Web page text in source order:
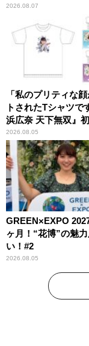
ー昼ズ』
2026.08.07
「私のプリティな
トされたTシャツで
浜広奈 天下無双』
ッズ発売
2026.08.05
GREEN×EXPO
ヶ月！“花博”の魅
い！#2
2026.08.05